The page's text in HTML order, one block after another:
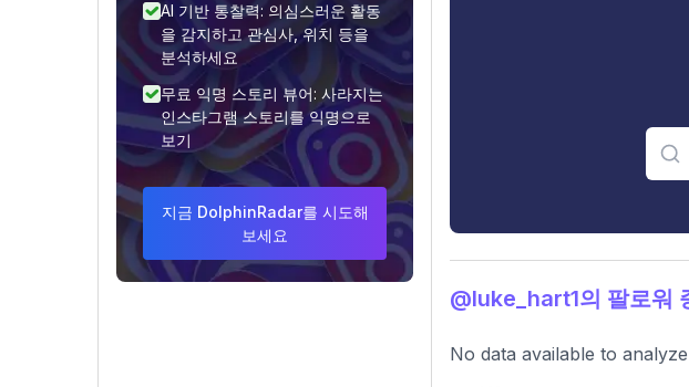
AI 기반 통찰력: 의심스러운 활동
을 감지하고 관심사, 위치 등을
분석하세요
무료 익명 스토리 뷰어: 사라지는
인스타그램 스토리를 익명으로
보기
지금 DolphinRadar를 시도해
보세요
@luke_hart1의 팔로워
No data available to